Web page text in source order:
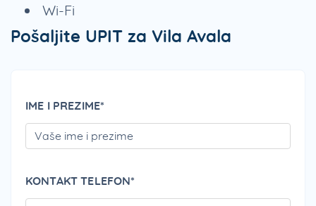
Wi-Fi
Pošaljite UPIT za Vila Avala
IME I PREZIME*
KONTAKT TELEFON*